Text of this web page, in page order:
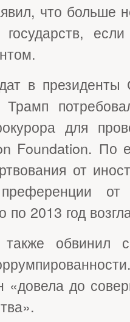
что больше
в
Трамп
для
Foundation. По
от
по 2013 год
обвинил
«довела до